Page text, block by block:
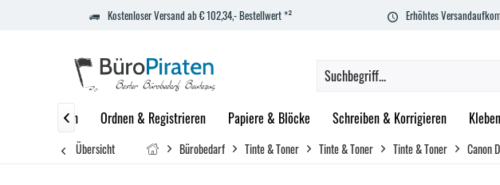
Kostenloser Versand ab € 102,34,- Bestellwert *² Erhöhtes
Marken Ordnen & Registrieren Papiere & Blöcke Schreiben & Korrigieren

Übersicht Bürobedarf Tinte & Toner Tinte & Toner Tinte & Toner Canon